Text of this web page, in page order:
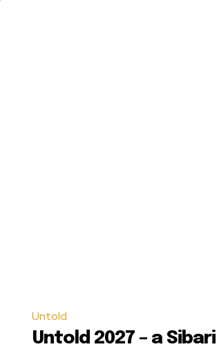
Untold
Untold 2027 – a Sibari